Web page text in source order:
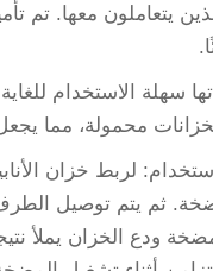
يتعاملون معها. تم
سهلة الاستخدام
محمولة، مما
لربط خزان
ثم يتم توصيل الطرف
ودع الخزان يملأ